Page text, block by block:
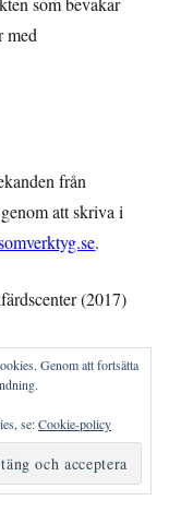
med
från
att skriva i
.
(2017)
att föreläsa på
Stockholm.Läs
Genom att fortsätta
se:Cookie-policy